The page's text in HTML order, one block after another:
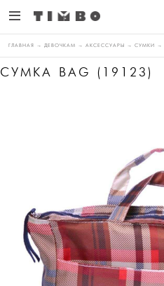
ГЛАВНАЯ → ДЕВОЧКАМ → АКСЕССУАРЫ → СУМКИ →
СУМКА BAG (19123)